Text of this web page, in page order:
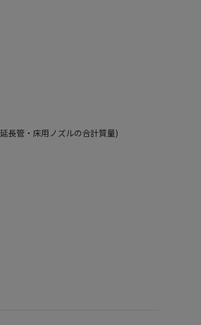
長管・床用ノズルの合計質量)